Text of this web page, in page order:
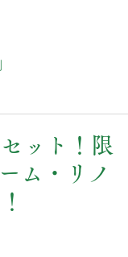
ット！限
ム・リノ